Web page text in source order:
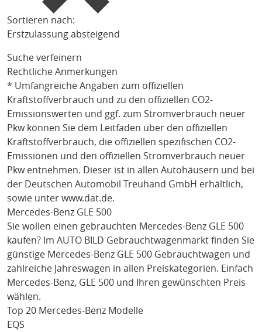
Sortieren nach:
Erstzulassung absteigend
Suche verfeinern
Rechtliche Anmerkungen
* Umfangreiche Angaben zum offiziellen
Kraftstoffverbrauch und zu den offiziellen CO2-
Emissionswerten und ggf. zum Stromverbrauch neuer
Pkw können Sie dem Leitfaden über den offiziellen
Kraftstoffverbrauch, die offiziellen spezifischen CO2-
Emissionen und den offiziellen Stromverbrauch neuer
Pkw entnehmen. Dieser ist in allen Autohäusern und bei
der Deutschen Automobil Treuhand GmbH erhältlich,
sowie unter www.dat.de.
Mercedes-Benz GLE 500
Sie wollen einen gebrauchten Mercedes-Benz GLE 500
kaufen? Im AUTO BILD Gebrauchtwagenmarkt finden Sie
günstige Mercedes-Benz GLE 500 Gebrauchtwagen und
zahlreiche Jahreswagen in allen Preiskategorien. Einfach
Mercedes-Benz, GLE 500 und Ihren gewünschten Preis
wählen.
Top 20 Mercedes-Benz Modelle
EQS